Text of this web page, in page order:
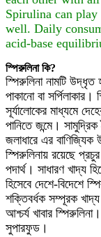
Spirulina can
well. Daily
acid-base
স্পিরুলিনা কি?
স্পিরুলিনা নামটি
পাকানো বা
সূর্যালোকের মাধ্যমে
পানিতে জন্মে।
জলাধারে এর বাণিজ্যিক
স্পিরুলিনায় রয়েছে
পদার্থ। সাধারণ খাদ্য
হিসেবে দেশে-বিদেশে
শক্তিবর্ধক সম্পূরক
আশ্চর্য খাবার
সুপারফুড।